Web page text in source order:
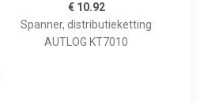
€ 10.92
Spanner, distributieketting
AUTLOG KT7010